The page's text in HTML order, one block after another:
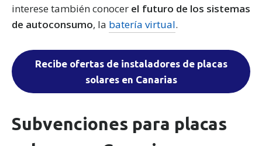
interese también conocer el futuro de los sistemas
de autoconsumo, la batería virtual.
Recibe ofertas de instaladores de placas
solares en Canarias
Subvenciones para placas